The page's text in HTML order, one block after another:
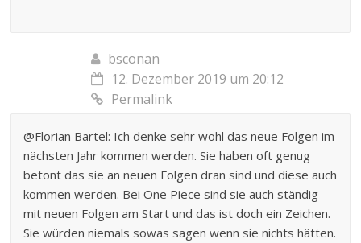
bsconan
12. Dezember 2019 um 20:12
Permalink
@Florian Bartel: Ich denke sehr wohl das neue Folgen im
nächsten Jahr kommen werden. Sie haben oft genug
betont das sie an neuen Folgen dran sind und diese auch
kommen werden. Bei One Piece sind sie auch ständig
mit neuen Folgen am Start und das ist doch ein Zeichen.
Sie würden niemals sowas sagen wenn sie nichts hätten.